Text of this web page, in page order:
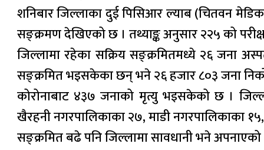
शनिबार जिल्लाका दुई पिसिआर ल्याब (चितवन
सङ्क्रमण देखिएको छ । तथ्याङ्क अनुसार २२५ को
जिल्लामा रहेका सक्रिय सङ्क्रमितमध्ये २६ जना
सङ्क्रमित भइसकेका छन् भने २६ हजार ८०३ जना
कोरोनाबाट ४३७ जनाको मृत्यु भइसकेको छ ।
खैरहनी नगरपालिकाका २७, माडी नगरपालिकाका
सङ्क्रमित बढे पनि जिल्लामा सावधानी भने